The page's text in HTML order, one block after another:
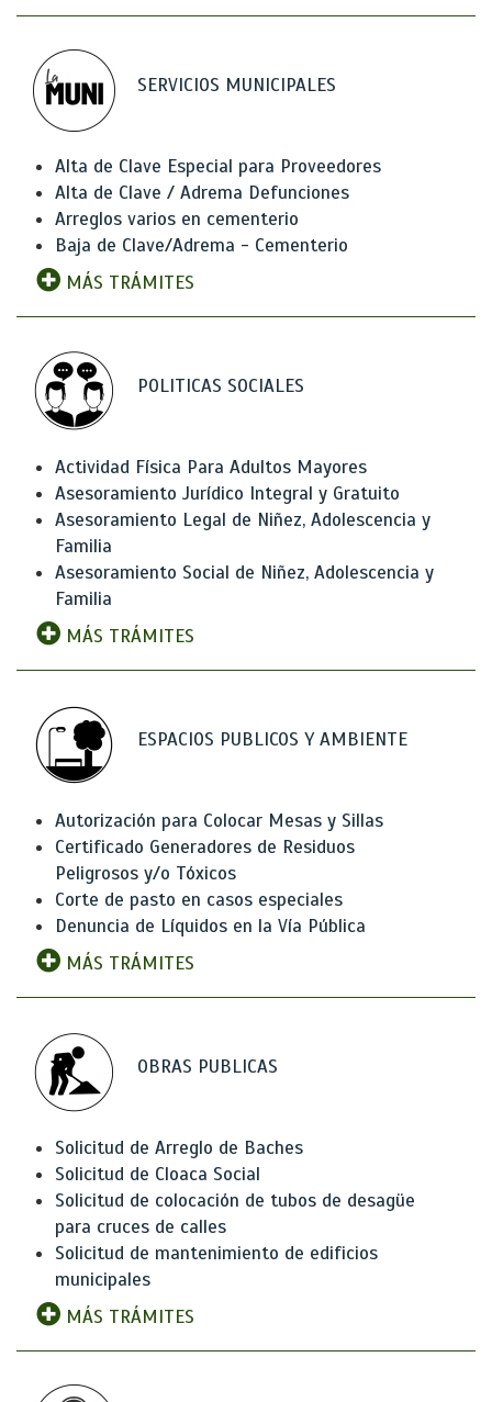
SERVICIOS MUNICIPALES
Alta de Clave Especial para Proveedores
Alta de Clave / Adrema Defunciones
Arreglos varios en cementerio
Baja de Clave/Adrema - Cementerio
MÁS TRÁMITES
POLITICAS SOCIALES
Actividad Física Para Adultos Mayores
Asesoramiento Jurídico Integral y Gratuito
Asesoramiento Legal de Niñez, Adolescencia y
Familia
Asesoramiento Social de Niñez, Adolescencia y
Familia
MÁS TRÁMITES
ESPACIOS PUBLICOS Y AMBIENTE
Autorización para Colocar Mesas y Sillas
Certificado Generadores de Residuos
Peligrosos y/o Tóxicos
Corte de pasto en casos especiales
Denuncia de Líquidos en la Vía Pública
MÁS TRÁMITES
OBRAS PUBLICAS
Solicitud de Arreglo de Baches
Solicitud de Cloaca Social
Solicitud de colocación de tubos de desagüe
para cruces de calles
Solicitud de mantenimiento de edificios
municipales
MÁS TRÁMITES